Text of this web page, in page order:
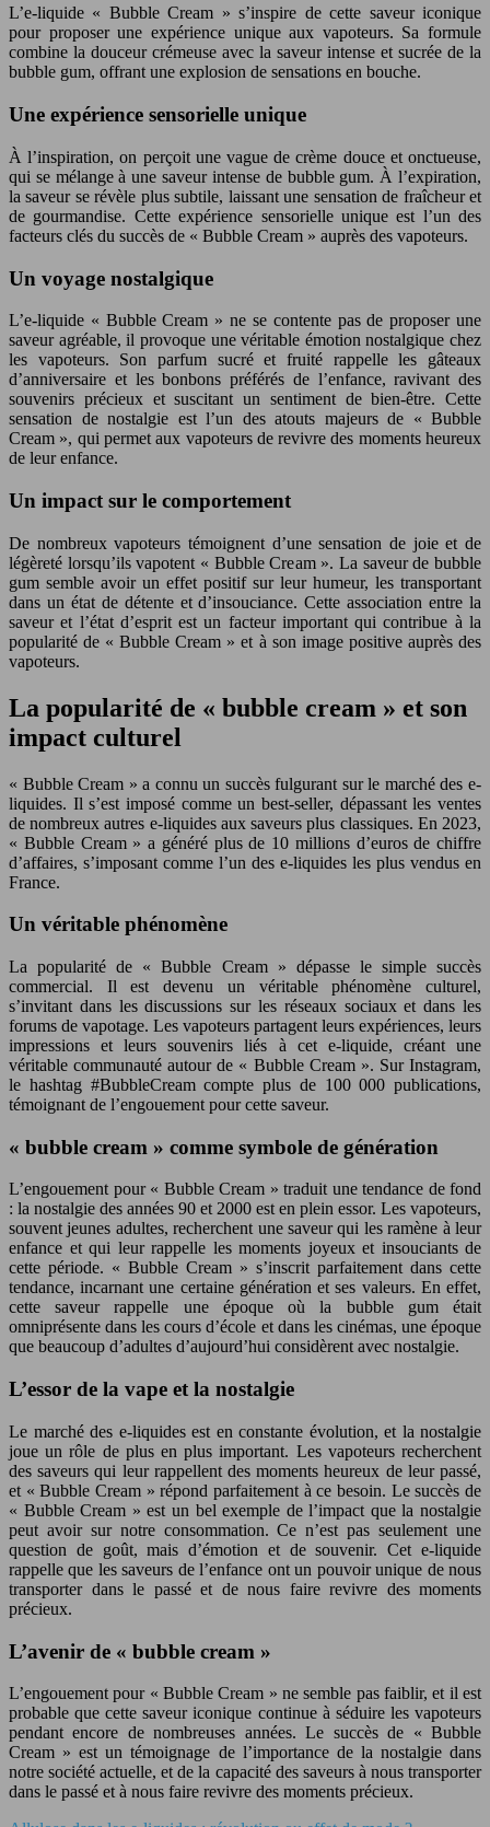
L’e-liquide « Bubble Cream » s’inspire de cette saveur iconique
pour proposer une expérience unique aux vapoteurs. Sa formule
combine la douceur crémeuse avec la saveur intense et sucrée de la
bubble gum, offrant une explosion de sensations en bouche.
Une expérience sensorielle unique
À l’inspiration, on perçoit une vague de crème douce et onctueuse,
qui se mélange à une saveur intense de bubble gum. À l’expiration,
la saveur se révèle plus subtile, laissant une sensation de fraîcheur et
de gourmandise. Cette expérience sensorielle unique est l’un des
facteurs clés du succès de « Bubble Cream » auprès des vapoteurs.
Un voyage nostalgique
L’e-liquide « Bubble Cream » ne se contente pas de proposer une
saveur agréable, il provoque une véritable émotion nostalgique chez
les vapoteurs. Son parfum sucré et fruité rappelle les gâteaux
d’anniversaire et les bonbons préférés de l’enfance, ravivant des
souvenirs précieux et suscitant un sentiment de bien-être. Cette
sensation de nostalgie est l’un des atouts majeurs de « Bubble
Cream », qui permet aux vapoteurs de revivre des moments heureux
de leur enfance.
Un impact sur le comportement
De nombreux vapoteurs témoignent d’une sensation de joie et de
légèreté lorsqu’ils vapotent « Bubble Cream ». La saveur de bubble
gum semble avoir un effet positif sur leur humeur, les transportant
dans un état de détente et d’insouciance. Cette association entre la
saveur et l’état d’esprit est un facteur important qui contribue à la
popularité de « Bubble Cream » et à son image positive auprès des
vapoteurs.
La popularité de « bubble cream » et son
impact culturel
« Bubble Cream » a connu un succès fulgurant sur le marché des e-
liquides. Il s’est imposé comme un best-seller, dépassant les ventes
de nombreux autres e-liquides aux saveurs plus classiques. En 2023,
« Bubble Cream » a généré plus de 10 millions d’euros de chiffre
d’affaires, s’imposant comme l’un des e-liquides les plus vendus en
France.
Un véritable phénomène
La popularité de « Bubble Cream » dépasse le simple succès
commercial. Il est devenu un véritable phénomène culturel,
s’invitant dans les discussions sur les réseaux sociaux et dans les
forums de vapotage. Les vapoteurs partagent leurs expériences, leurs
impressions et leurs souvenirs liés à cet e-liquide, créant une
véritable communauté autour de « Bubble Cream ». Sur Instagram,
le hashtag #BubbleCream compte plus de 100 000 publications,
témoignant de l’engouement pour cette saveur.
« bubble cream » comme symbole de génération
L’engouement pour « Bubble Cream » traduit une tendance de fond
: la nostalgie des années 90 et 2000 est en plein essor. Les vapoteurs,
souvent jeunes adultes, recherchent une saveur qui les ramène à leur
enfance et qui leur rappelle les moments joyeux et insouciants de
cette période. « Bubble Cream » s’inscrit parfaitement dans cette
tendance, incarnant une certaine génération et ses valeurs. En effet,
cette saveur rappelle une époque où la bubble gum était
omniprésente dans les cours d’école et dans les cinémas, une époque
que beaucoup d’adultes d’aujourd’hui considèrent avec nostalgie.
L’essor de la vape et la nostalgie
Le marché des e-liquides est en constante évolution, et la nostalgie
joue un rôle de plus en plus important. Les vapoteurs recherchent
des saveurs qui leur rappellent des moments heureux de leur passé,
et « Bubble Cream » répond parfaitement à ce besoin. Le succès de
« Bubble Cream » est un bel exemple de l’impact que la nostalgie
peut avoir sur notre consommation. Ce n’est pas seulement une
question de goût, mais d’émotion et de souvenir. Cet e-liquide
rappelle que les saveurs de l’enfance ont un pouvoir unique de nous
transporter dans le passé et de nous faire revivre des moments
précieux.
L’avenir de « bubble cream »
L’engouement pour « Bubble Cream » ne semble pas faiblir, et il est
probable que cette saveur iconique continue à séduire les vapoteurs
pendant encore de nombreuses années. Le succès de « Bubble
Cream » est un témoignage de l’importance de la nostalgie dans
notre société actuelle, et de la capacité des saveurs à nous transporter
dans le passé et à nous faire revivre des moments précieux.